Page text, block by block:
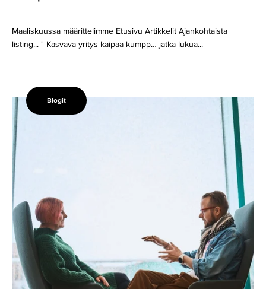
Maaliskuussa määrittelimme Etusivu Artikkelit Ajankohtaista
listing... " Kasvava yritys kaipaa kumpp… jatka lukua...
Kaaoksesta
selkeyteen:
Näin
talouden
rakenteet
mahdollistavat
kasvun
Blogit